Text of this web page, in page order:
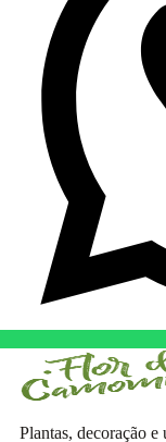
Plantas, decoração